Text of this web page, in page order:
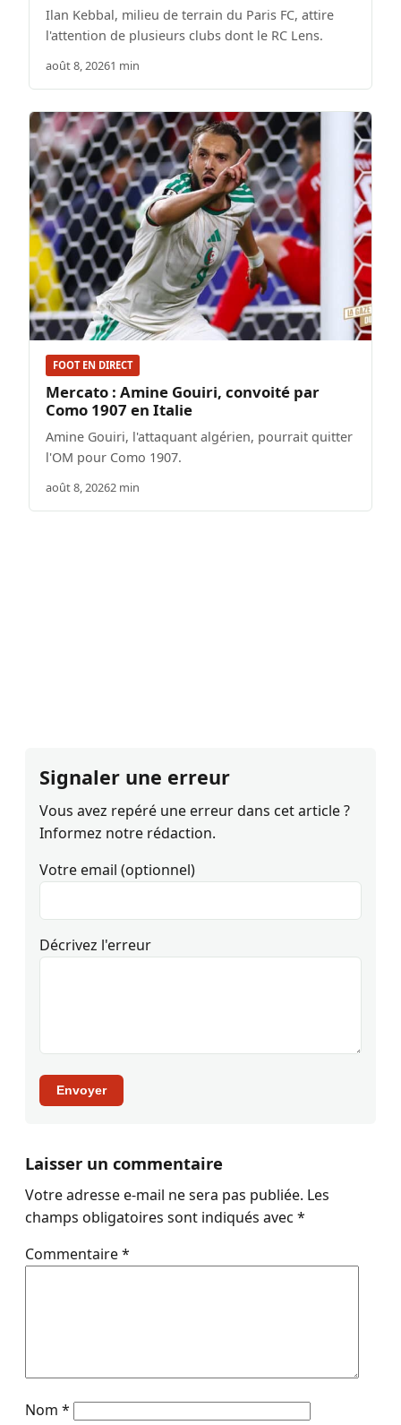
Ilan Kebbal, milieu de terrain du Paris FC, attire
l'attention de plusieurs clubs dont le RC Lens.
août 8, 20261 min
FOOT EN DIRECT
Mercato : Amine Gouiri, convoité par
Como 1907 en Italie
Amine Gouiri, l'attaquant algérien, pourrait quitter
l'OM pour Como 1907.
août 8, 20262 min
Signaler une erreur
Vous avez repéré une erreur dans cet article ?
Informez notre rédaction.
Votre email (optionnel)
Décrivez l'erreur
Envoyer
Laisser un commentaire
Votre adresse e-mail ne sera pas publiée. Les
champs obligatoires sont indiqués avec *
Commentaire*
Nom *